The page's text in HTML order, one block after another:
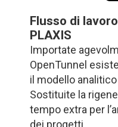
Flusso di
PLAXIS
Importate
OpenTunnel
il modello
Sostituite la
tempo extra per
dei progetti.